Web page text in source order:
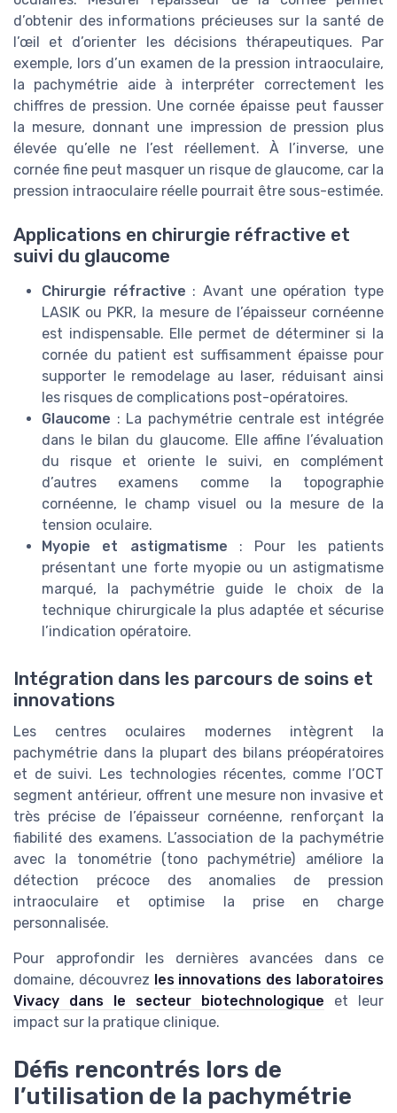
d’obtenir des informations précieuses sur la santé de
l’œil et d’orienter les décisions thérapeutiques. Par
exemple, lors d’un examen de la pression intraoculaire,
la pachymétrie aide à interpréter correctement les
chiffres de pression. Une cornée épaisse peut fausser
la mesure, donnant une impression de pression plus
élevée qu’elle ne l’est réellement. À l’inverse, une
cornée fine peut masquer un risque de glaucome, car la
pression intraoculaire réelle pourrait être sous-estimée.
Applications en chirurgie réfractive et
suivi du glaucome
Chirurgie réfractive : Avant une opération type
LASIK ou PKR, la mesure de l’épaisseur cornéenne
est indispensable. Elle permet de déterminer si la
cornée du patient est suffisamment épaisse pour
supporter le remodelage au laser, réduisant ainsi
les risques de complications post-opératoires.
Glaucome : La pachymétrie centrale est intégrée
dans le bilan du glaucome. Elle affine l’évaluation
du risque et oriente le suivi, en complément
d’autres examens comme la topographie
cornéenne, le champ visuel ou la mesure de la
tension oculaire.
Myopie et astigmatisme : Pour les patients
présentant une forte myopie ou un astigmatisme
marqué, la pachymétrie guide le choix de la
technique chirurgicale la plus adaptée et sécurise
l’indication opératoire.
Intégration dans les parcours de soins et
innovations
Les centres oculaires modernes intègrent la
pachymétrie dans la plupart des bilans préopératoires
et de suivi. Les technologies récentes, comme l’OCT
segment antérieur, offrent une mesure non invasive et
très précise de l’épaisseur cornéenne, renforçant la
fiabilité des examens. L’association de la pachymétrie
avec la tonométrie (tono pachymétrie) améliore la
détection précoce des anomalies de pression
intraoculaire et optimise la prise en charge
personnalisée.
Pour approfondir les dernières avancées dans ce
domaine, découvrez les innovations des laboratoires
Vivacy dans le secteur biotechnologique et leur
impact sur la pratique clinique.
Défis rencontrés lors de
l’utilisation de la pachymétrie